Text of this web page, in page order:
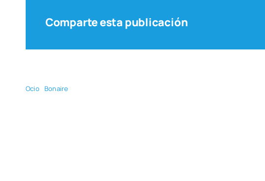
Comparte esta publicación
Ocio Bonai­re